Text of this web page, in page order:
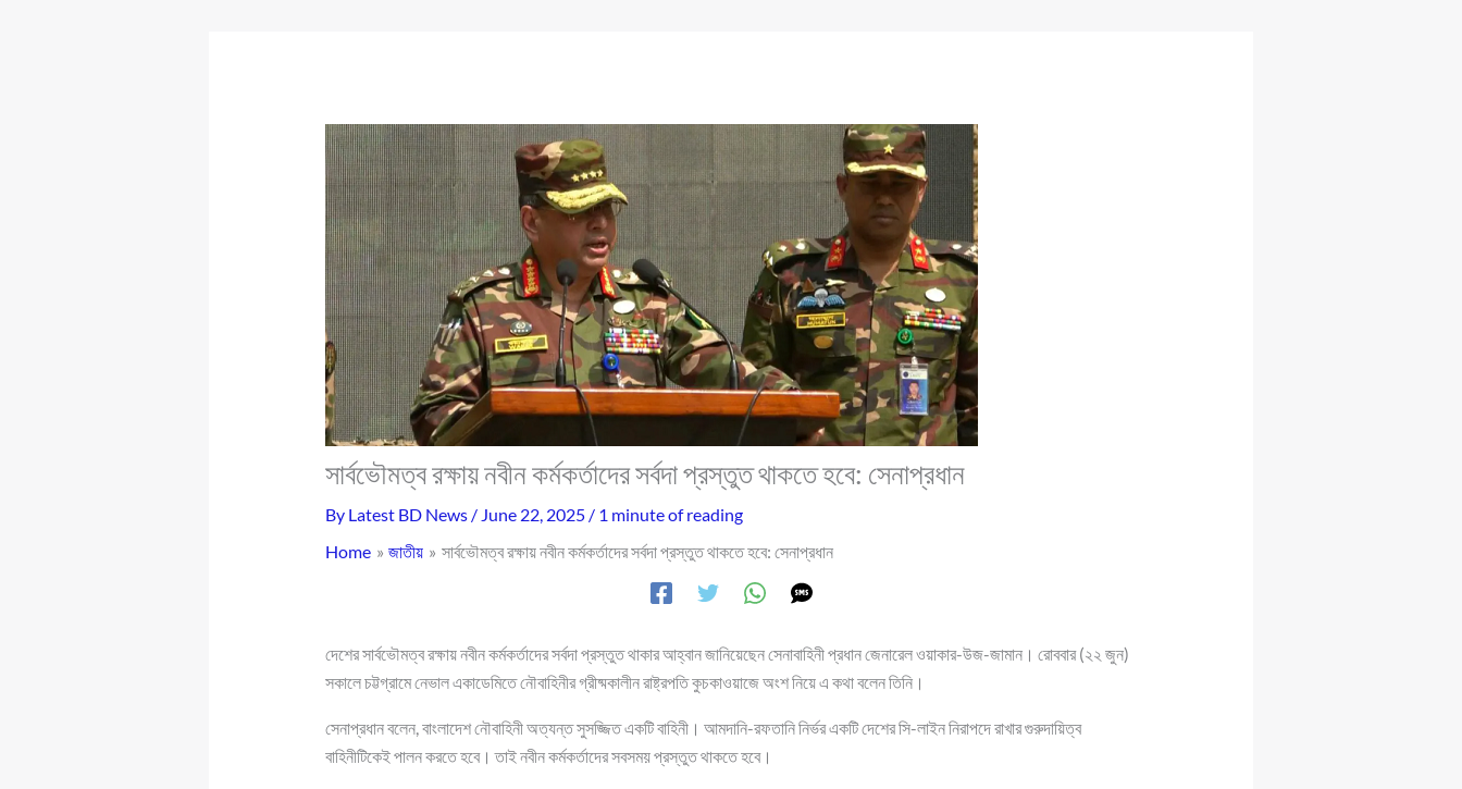
সার্বভৌমত্ব রক্ষায় নবীন কর্মকর্তাদের সর্বদা প্রস্তুত থাকতে হবে: সেনাপ্রধান
By Latest BD News / June 22, 2025 / 1 minute of reading
Home
জাতীয় সার্বভৌমত্ব রক্ষায় নবীন কর্মকর্তাদের সর্বদা প্রস্তুত থাকতে হবে: সেনাপ্রধান
দেশের সার্বভৌমত্ব রক্ষায় নবীন কর্মকর্তাদের সর্বদা প্রস্তুত থাকার আহ্বান জানিয়েছেন সেনাবাহিনী প্রধান জেনারেল ওয়াকার-উজ-জামান। রোববার (২২ জুন)
সকালে চট্টগ্রামে নেভাল একাডেমিতে নৌবাহিনীর গ্রীষ্মকালীন রাষ্ট্রপতি কুচকাওয়াজে অংশ নিয়ে এ কথা বলেন তিনি।
সেনাপ্রধান বলেন, বাংলাদেশ নৌবাহিনী অত্যন্ত সুসজ্জিত একটি বাহিনী। আমদানি-রফতানি নির্ভর একটি দেশের সি-লাইন নিরাপদে রাখার গুরুদায়িত্ব
বাহিনীটিকেই পালন করতে হবে। তাই নবীন কর্মকর্তাদের সবসময় প্রস্তুত থাকতে হবে।